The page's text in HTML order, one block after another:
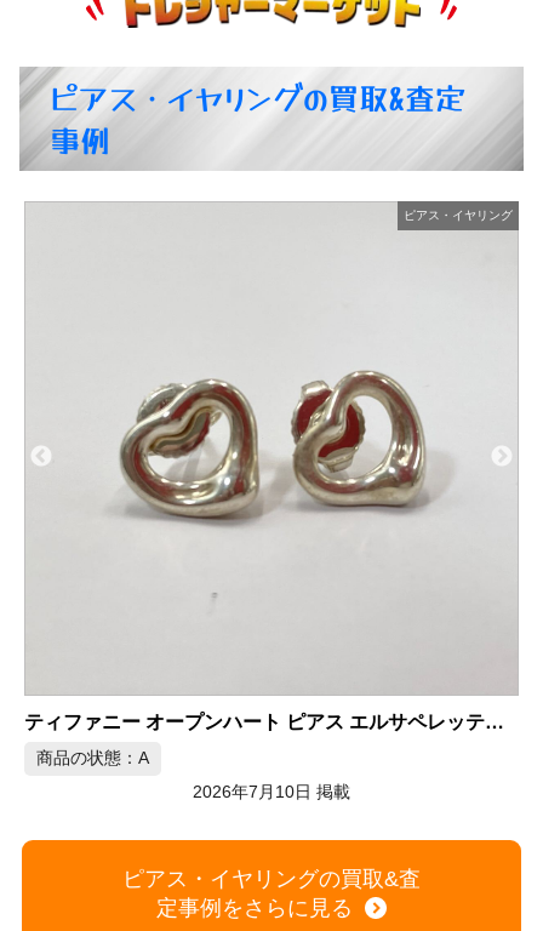
ピアス・イヤリングの買取&査定
事例
ピアス・イヤリング
K18WG 天然ダイヤモンドピアス 0.28/0.28ct
商品の状態：A
2026年7月9日 掲載
ピアス・イヤリングの買取&査
定事例をさらに見る